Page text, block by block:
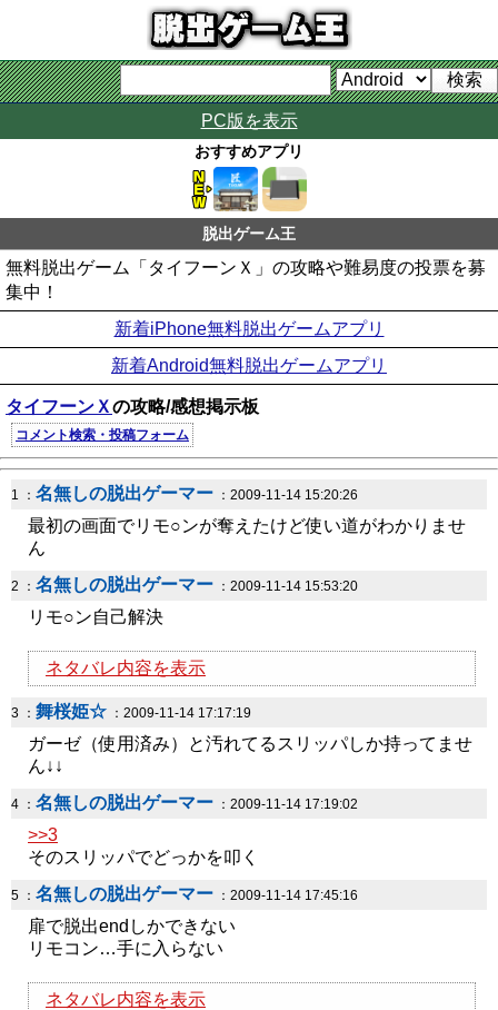
PC版を表示
おすすめアプリ
脱出ゲーム王
無料脱出ゲーム「タイフーンＸ」の攻略や難易度の投票を募
集中！
新着iPhone無料脱出ゲームアプリ
新着Android無料脱出ゲームアプリ
タイフーンＸの攻略/感想掲示板
コメント検索・投稿フォーム
1 ： 名無しの脱出ゲーマー ：2009-11-14 15:20:26
最初の画面でリモ○ンが奪えたけど使い道がわかりませ
ん
2 ： 名無しの脱出ゲーマー ：2009-11-14 15:53:20
リモ○ン自己解決
ネタバレ内容を表示
3 ： 舞桜姫☆ ：2009-11-14 17:17:19
ガーゼ（使用済み）と汚れてるスリッパしか持ってませ
ん↓↓
4 ： 名無しの脱出ゲーマー ：2009-11-14 17:19:02
>>3
そのスリッパでどっかを叩く
5 ： 名無しの脱出ゲーマー ：2009-11-14 17:45:16
扉で脱出endしかできない
リモコン…手に入らない
ネタバレ内容を表示